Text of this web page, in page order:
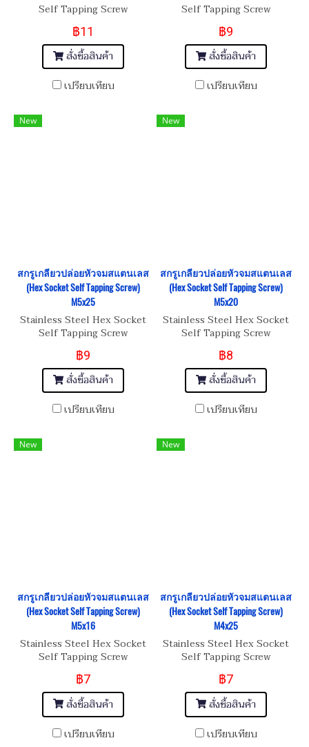
Self Tapping Screw
฿11
สั่งซื้อสินค้า
เปรียบเทียบ
Self Tapping Screw
฿9
สั่งซื้อสินค้า
เปรียบเทียบ
New
สกรูเกลียวปล่อยหัวจมสแตนเลส
(Hex Socket Self Tapping Screw)
M5x25
Stainless Steel Hex Socket
Self Tapping Screw
฿9
สั่งซื้อสินค้า
เปรียบเทียบ
New
สกรูเกลียวปล่อยหัวจมสแตนเลส
(Hex Socket Self Tapping Screw)
M5x20
Stainless Steel Hex Socket
Self Tapping Screw
฿8
สั่งซื้อสินค้า
เปรียบเทียบ
New
สกรูเกลียวปล่อยหัวจมสแตนเลส
(Hex Socket Self Tapping Screw)
M5x16
Stainless Steel Hex Socket
Self Tapping Screw
฿7
สั่งซื้อสินค้า
เปรียบเทียบ
New
สกรูเกลียวปล่อยหัวจมสแตนเลส
(Hex Socket Self Tapping Screw)
M4x25
Stainless Steel Hex Socket
Self Tapping Screw
฿7
สั่งซื้อสินค้า
เปรียบเทียบ